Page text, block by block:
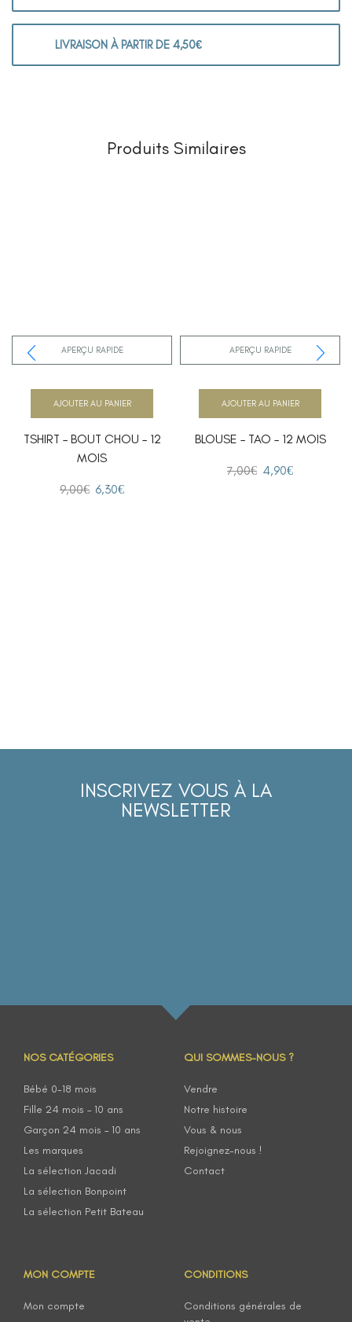
LIVRAISON À PARTIR DE 4,50€
Produits Similaires
APERÇU RAPIDE
TSHIRT – BOUT CHOU – 12
MOIS
9,00€ 6,30€
AJOUTER AU PANIER
APERÇU RAPIDE
BLOUSE – TAO – 12 MOIS
7,00€ 4,90€
AJOUTER AU PANIER
INSCRIVEZ VOUS À LA
NEWSLETTER
NOS CATÉGORIES
Bébé 0-18 mois
Fille 24 mois – 10 ans
Garçon 24 mois – 10 ans
Les marques
La sélection Jacadi
La sélection Bonpoint
La sélection Petit Bateau
QUI SOMMES-NOUS ?
Vendre
Notre histoire
Vous & nous
Rejoignez-nous !
Contact
MON COMPTE
Mon compte
CONDITIONS
Conditions générales de